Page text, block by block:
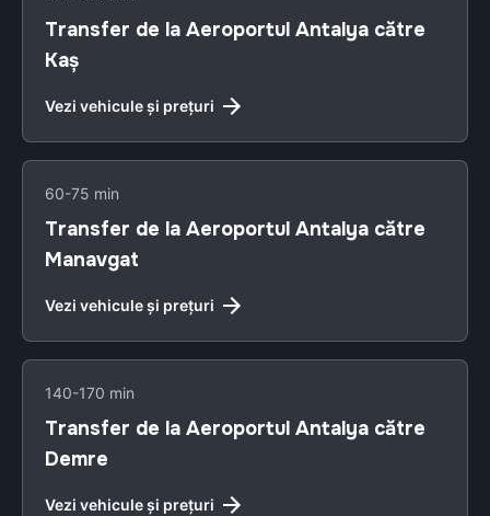
Transfer de la Aeroportul Antalya către
Kaş
Vezi vehicule și prețuri
60-75 min
Transfer de la Aeroportul Antalya către
Manavgat
Vezi vehicule și prețuri
140-170 min
Transfer de la Aeroportul Antalya către
Demre
Vezi vehicule și prețuri